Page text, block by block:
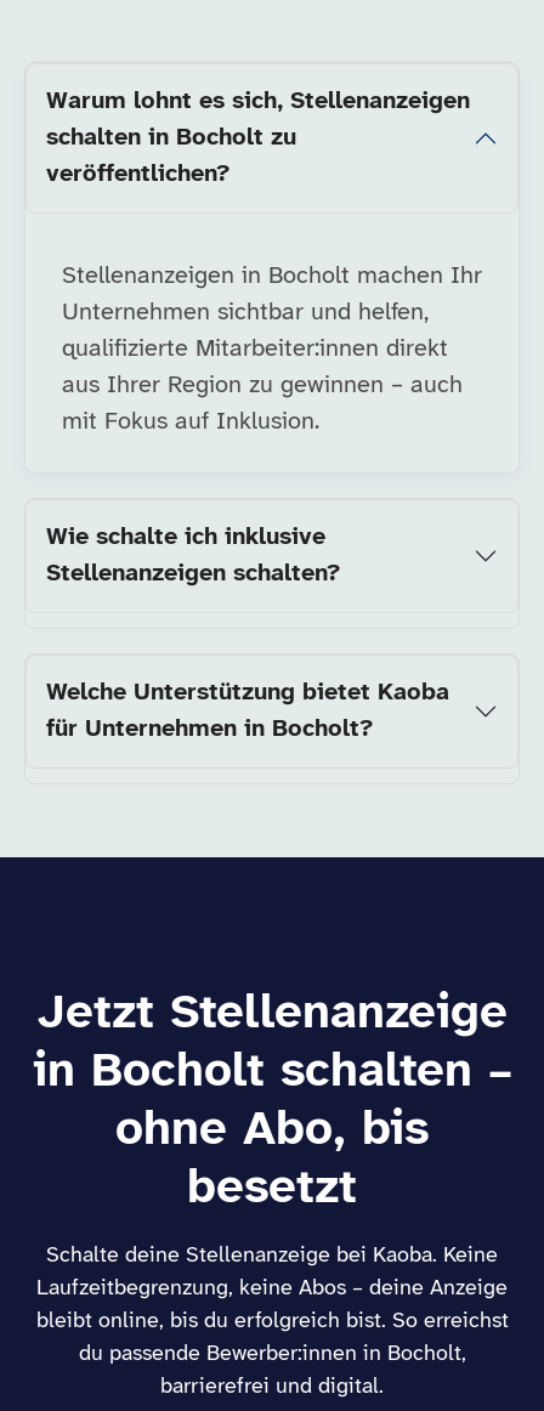
Warum lohnt es sich, Stellenanzeigen
schalten in Bocholt zu
veröffentlichen?
Stellenanzeigen in Bocholt machen Ihr
Unternehmen sichtbar und helfen,
qualifizierte Mitarbeiter:innen direkt
aus Ihrer Region zu gewinnen – auch
mit Fokus auf Inklusion.
Wie schalte ich inklusive
Stellenanzeigen schalten?
Welche Unterstützung bietet Kaoba
für Unternehmen in Bocholt?
Jetzt Stellenanzeige
in Bocholt schalten –
ohne Abo, bis
besetzt
Schalte deine Stellenanzeige bei Kaoba. Keine
Laufzeitbegrenzung, keine Abos – deine Anzeige
bleibt online, bis du erfolgreich bist. So erreichst
du passende Bewerber:innen in Bocholt,
barrierefrei und digital.